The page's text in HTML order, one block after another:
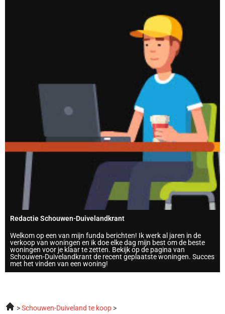
Redactie Schouwen-Duivelandkrant
Welkom op een van mijn funda berichten! Ik werk al jaren in de
verkoop van woningen en ik doe elke dag mijn best om de beste
woningen voor je klaar te zetten. Bekijk op de pagina van
Schouwen-Duivelandkrant de recent geplaatste woningen. Succes
met het vinden van een woning!
Schouwen-Duiveland te koop